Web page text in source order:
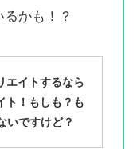
かも！？
エイトするなら
ト！もしも？も
いですけど？